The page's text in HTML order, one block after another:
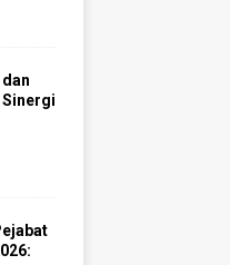
Sinergi